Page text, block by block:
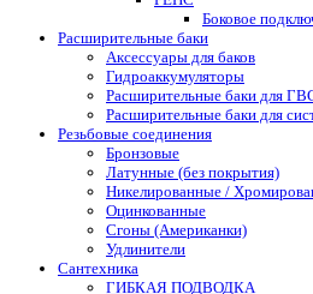
Боковое
Расширительные баки
Аксессуары для баков
Гидроаккумуляторы
Расширительные баки для
Расширительные баки для
Резьбовые соединения
Бронзовые
Латунные (без покрытия)
Никелированные /
Оцинкованные
Сгоны (Американки)
Удлинители
Сантехника
ГИБКАЯ ПОДВОДКА